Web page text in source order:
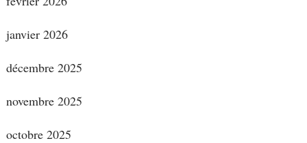
janvier 2026
décembre 2025
novembre 2025
octobre 2025